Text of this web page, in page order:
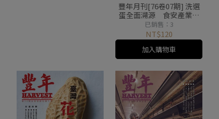
豐年月刊[76卷07期] 洗選
蛋全面溯源 食安產業雙
升級
已銷售：3
NT$120
加入購物車